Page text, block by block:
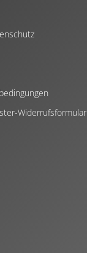
Widerrufsformular